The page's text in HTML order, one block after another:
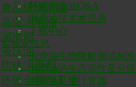
环保润滑油Q&A
润滑油技术术语表
下载中心
实验室信息
润滑油生物降解测试标准
润滑油的生态毒性及分级
润滑油粘度计算器
食品级润滑油
高温润滑油
润滑脂
液压油
防锈润滑剂
环保金属加工油